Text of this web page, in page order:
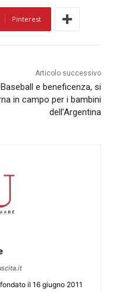
Pinterest
Articolo successivo
Baseball e beneficenza, si
in campo per i bambini
dell’Argentina
il 16 giugno 2011